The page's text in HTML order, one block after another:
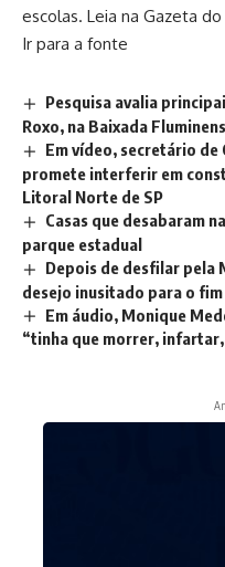
escolas. Leia na Gazeta
Ir para a fonte
Pesquisa avalia
Roxo, na Baixada
Em vídeo, secretário de
promete interferir em
Litoral Norte de SP
Casas que desabaram
parque estadual
Depois de desfilar pela
desejo inusitado para o
Em áudio, Monique
“tinha que morrer, infartar,